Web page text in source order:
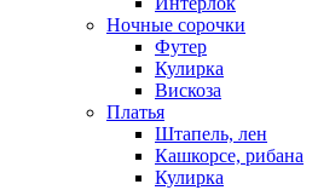
Ночные сорочки
Футер
Кулирка
Вискоза
Платья
Штапель, лен
Кашкорсе, рибана
Кулирка